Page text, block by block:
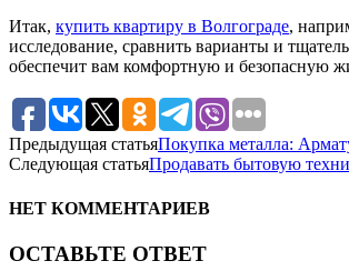
Итак, купить квартиру в Волгограде,
исследование, сравнить варианты и
обеспечит вам комфортную и безопасную
Предыдущая статьяПокупка металла:
Следующая статьяПродавать бытовую
НЕТ КОММЕНТАРИЕВ
ОСТАВЬТЕ ОТВЕТ